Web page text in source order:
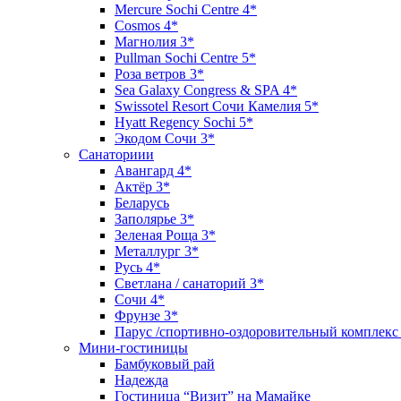
Mercure Sochi Centre 4*
Cosmos 4*
Магнолия 3*
Pullman Sochi Сеntre 5*
Роза ветров 3*
Sea Galaxy Congress & SPA 4*
Swissotel Resort Сочи Камелия 5*
Hyatt Regency Sochi 5*
Экодом Сочи 3*
Санаториии
Авангард 4*
Актёр 3*
Беларусь
Заполярье 3*
Зеленая Роща 3*
Металлург 3*
Русь 4*
Светлана / санаторий 3*
Сочи 4*
Фрунзе 3*
Парус /спортивно-оздоровительный
Мини-гостиницы
Бамбуковый рай
Надежда
Гостиница “Визит” на Мамайке